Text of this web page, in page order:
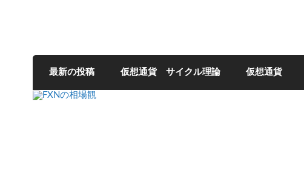
FXNの相場観
最新の投稿 仮想通貨 サイクル理論 仮想通貨